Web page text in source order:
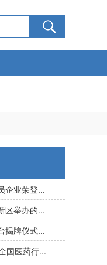
企业荣登...
区举办的...
揭牌仪式...
国医药行...